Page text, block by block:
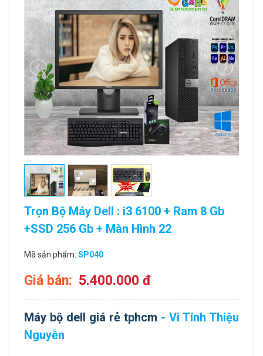
Trọn Bộ Máy Dell : i3 6100 + Ram 8 Gb
+SSD 256 Gb + Màn Hình 22
Mã sản phẩm: SP040
Giá bán: 5.400.000 đ
Máy bộ dell giá rẻ tphcm - Vi Tính Thiệu
Nguyễn